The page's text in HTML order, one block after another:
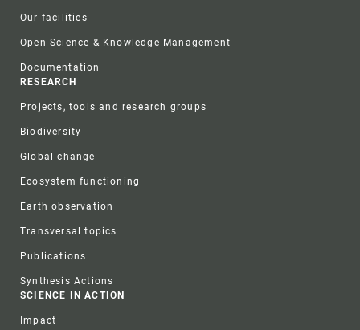
Our facilities
Open Science & Knowledge Management
Documentation
RESEARCH
Projects, tools and research groups
Biodiversity
Global change
Ecosystem functioning
Earth observation
Transversal topics
Publications
Synthesis Actions
SCIENCE IN ACTION
Impact